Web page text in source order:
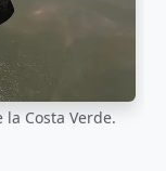
Costa Verde.